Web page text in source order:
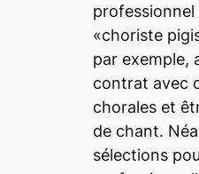
professionnel
«choriste
par exemple,
contrat avec
chorales et
de chant.
sélections